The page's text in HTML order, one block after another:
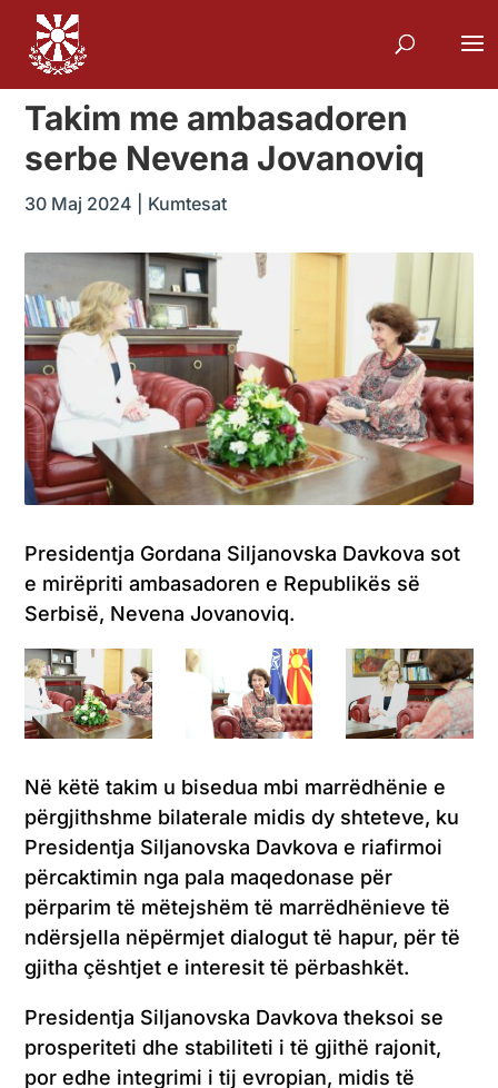
Takim me ambasadoren
serbe Nevena Jovanoviq
30 Maj 2024 Kumtesat
Presidentja Gordana Siljanovska Davkova sot
e mirëpriti ambasadoren e Republikës së
Serbisë, Nevena Jovanoviq.
Në këtë takim u bisedua mbi marrëdhënie e
përgjithshme bilaterale midis dy shteteve, ku
Presidentja Siljanovska Davkova e riafirmoi
përcaktimin nga pala maqedonase për
përparim të mëtejshëm të marrëdhënieve të
ndërsjella nëpërmjet dialogut të hapur, për të
gjitha çështjet e interesit të përbashkët.
Presidentja Siljanovska Davkova theksoi se
prosperiteti dhe stabiliteti i të gjithë rajonit,
por edhe integrimi i tij evropian, midis të